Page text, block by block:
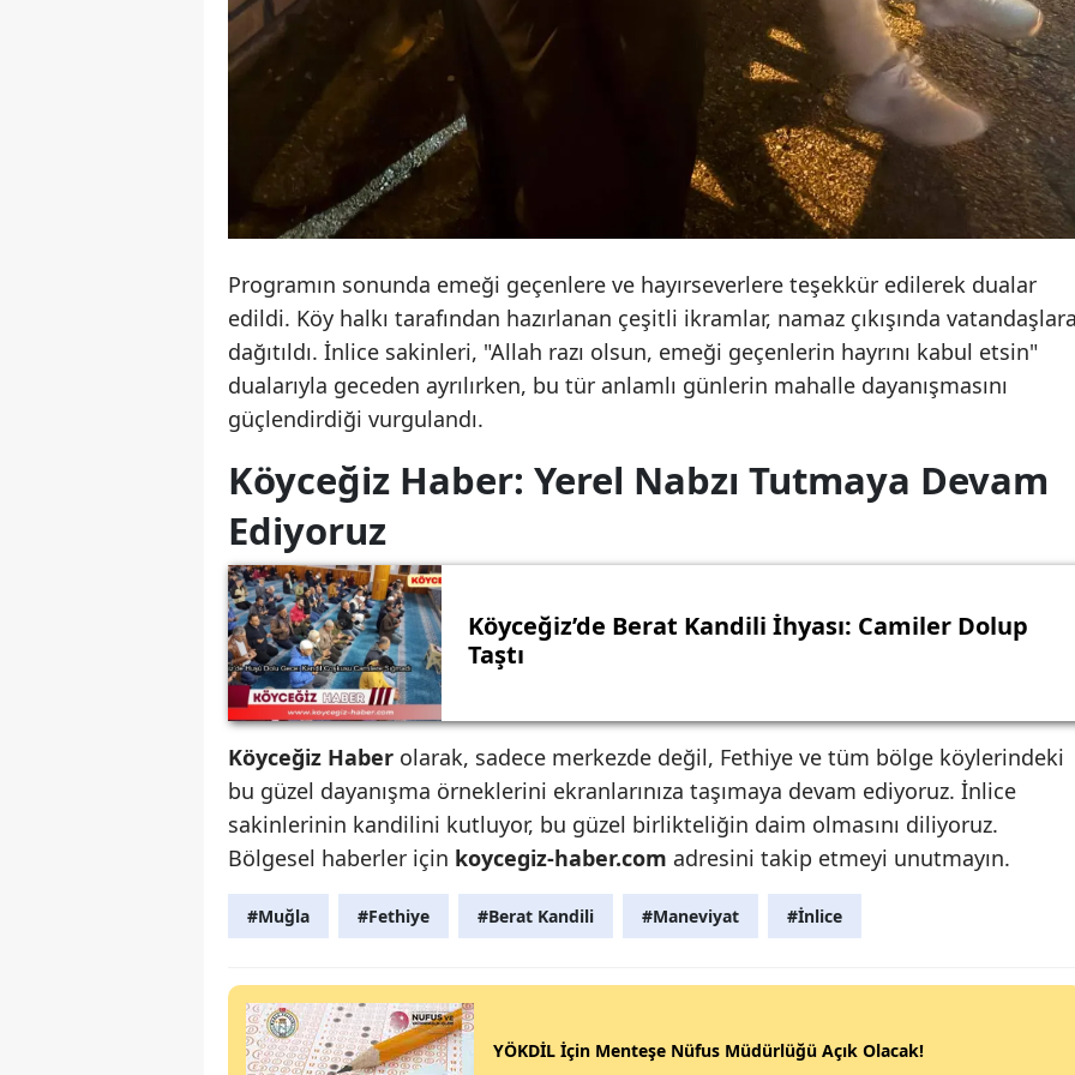
Programın sonunda emeği geçenlere ve hayırseverlere teşekkür edilerek dualar
edildi. Köy halkı tarafından hazırlanan çeşitli ikramlar, namaz çıkışında
dağıtıldı. İnlice sakinleri, "Allah razı olsun, emeği geçenlerin hayrını kabul etsin"
dualarıyla geceden ayrılırken, bu tür anlamlı günlerin mahalle dayanışmasını
güçlendirdiği vurgulandı.
Köyceğiz Haber: Yerel Nabzı Tutmaya Devam
Ediyoruz
Köyceğiz’de Berat Kandili İhyası: Camiler Dolup
Taştı
Köyceğiz Haber olarak, sadece merkezde değil, Fethiye ve tüm bölge köylerindeki
bu güzel dayanışma örneklerini ekranlarınıza taşımaya devam ediyoruz. İnlice
sakinlerinin kandilini kutluyor, bu güzel birlikteliğin daim olmasını diliyoruz.
Bölgesel haberler için koycegiz-haber.com adresini takip etmeyi unutmayın.
#Muğla #Fethiye #Berat Kandili #Maneviyat #İnlice
YÖKDİL İçin Menteşe Nüfus Müdürlüğü Açık Olacak!